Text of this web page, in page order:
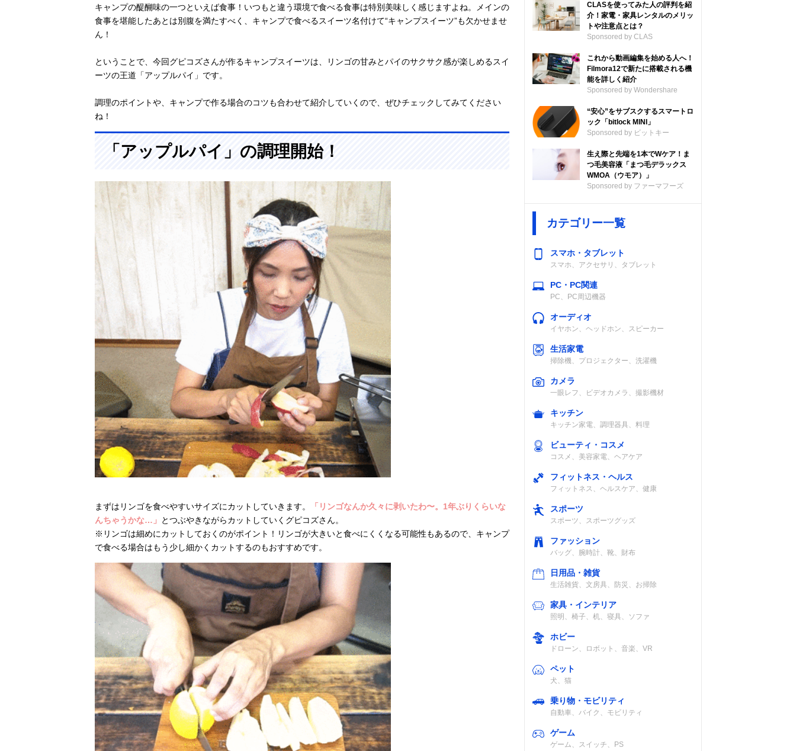
キャンプの醍醐味の一つといえば食事！いつもと違う環境で食べる食事は特別美味しく感じますよね。メインの
食事を堪能したあとは別腹を満たすべく、キャンプで食べるスイーツ名付けて“キャンプスイーツ”も欠かせませ
ん！
ということで、今回グピコズさんが作るキャンプスイーツは、リンゴの甘みとパイのサクサク感が楽しめるスイ
ーツの王道「アップルパイ」です。
調理のポイントや、キャンプで作る場合のコツも合わせて紹介していくので、ぜひチェックしてみてください
ね！
「アップルパイ」の調理開始！
まずはリンゴを食べやすいサイズにカットしていきます。
「リンゴなんか久々に剥いたわ〜。1年ぶりくらいな
んちゃうかな…」 とつぶやきながらカットしていくグピコズさん。
※リンゴは細めにカットしておくのがポイント！リンゴが大きいと食べにくくなる可能性もあるので、キャンプ
で食べる場合はもう少し細かくカットするのもおすすめです。
CLASを使ってみた人の評判を紹
介！家電・家具レンタルのメリッ
トや注意点とは？
Sponsored by CLAS
これから動画編集を始める人へ！
Filmora12で新たに搭載される機
能を詳しく紹介
Sponsored by Wondershare
“安心”をサブスクするスマートロ
ック「bitlock MINI」
Sponsored by ビットキー
生え際と先端を1本でWケア！ま
つ毛美容液「まつ毛デラックス
WMOA（ウモア）」
Sponsored by ファーマフーズ
カテゴリー一覧
スマホ・タブレット
スマホ、アクセサリ、タブレット
PC・PC関連
PC、PC周辺機器
オーディオ
イヤホン、ヘッドホン、スピーカー
生活家電
掃除機、プロジェクター、洗濯機
カメラ
一眼レフ、ビデオカメラ、撮影機材
キッチン
キッチン家電、調理器具、料理
ビューティ・コスメ
コスメ、美容家電、ヘアケア
フィットネス・ヘルス
フィットネス、ヘルスケア、健康
スポーツ
スポーツ、スポーツグッズ
ファッション
バッグ、腕時計、靴、財布
日用品・雑貨
生活雑貨、文房具、防災、お掃除
家具・インテリア
照明、椅子、机、寝具、ソファ
ホビー
ドローン、ロボット、音楽、VR
ペット
犬、猫
乗り物・モビリティ
自動車、バイク、モビリティ
ゲーム
ゲーム、スイッチ、PS